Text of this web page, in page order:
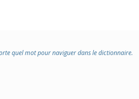
quel mot pour naviguer dans le dictionnaire.